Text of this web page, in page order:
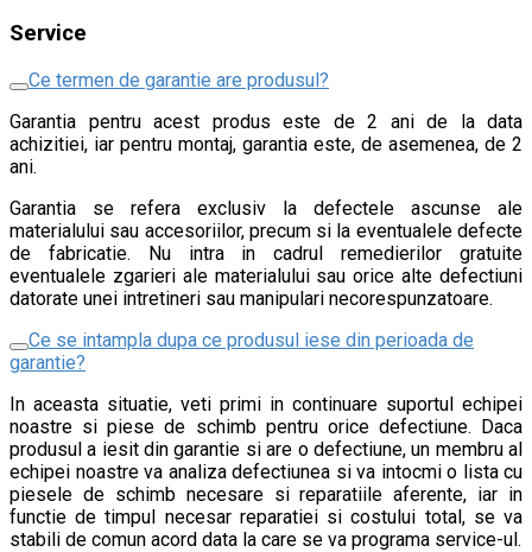
Service
Ce termen de garantie are produsul?
Garantia pentru acest produs este de 2 ani de la data
achizitiei, iar pentru montaj, garantia este, de asemenea, de 2
ani.
Garantia se refera exclusiv la defectele ascunse ale
materialului sau accesoriilor, precum si la eventualele defecte
de fabricatie. Nu intra in cadrul remedierilor gratuite
eventualele zgarieri ale materialului sau orice alte defectiuni
datorate unei intretineri sau manipulari necorespunzatoare.
Ce se intampla dupa ce produsul iese din perioada de
garantie?
In aceasta situatie, veti primi in continuare suportul echipei
noastre si piese de schimb pentru orice defectiune. Daca
produsul a iesit din garantie si are o defectiune, un membru al
echipei noastre va analiza defectiunea si va intocmi o lista cu
piesele de schimb necesare si reparatiile aferente, iar in
functie de timpul necesar reparatiei si costului total, se va
stabili de comun acord data la care se va programa service-ul.